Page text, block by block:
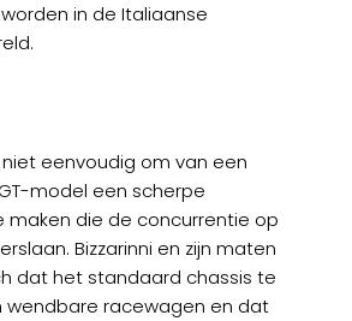
in de Italiaanse
eenvoudig om van een
model een scherpe
maken die de concurrentie op
Bizzarinni en zijn maten
dat het standaard chassis te
wendbare racewagen en dat